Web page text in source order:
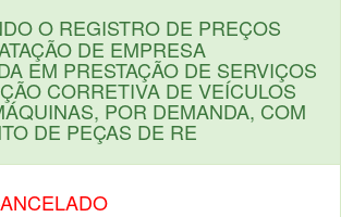
O REGISTRO DE PREÇOS
DE EMPRESA
EM PRESTAÇÃO DE SERVIÇOS
CORRETIVA DE VEÍCULOS
POR DEMANDA, COM
DE PEÇAS DE RE